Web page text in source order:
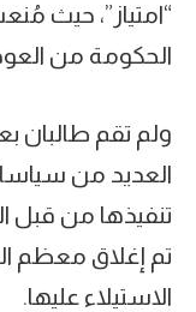
“امتياز”، حيث
الحكومة من
ولم تقم طالبان
العديد من
تنفيذها من قبل
تم إغلاق معظم
الاستيلاء عليها.